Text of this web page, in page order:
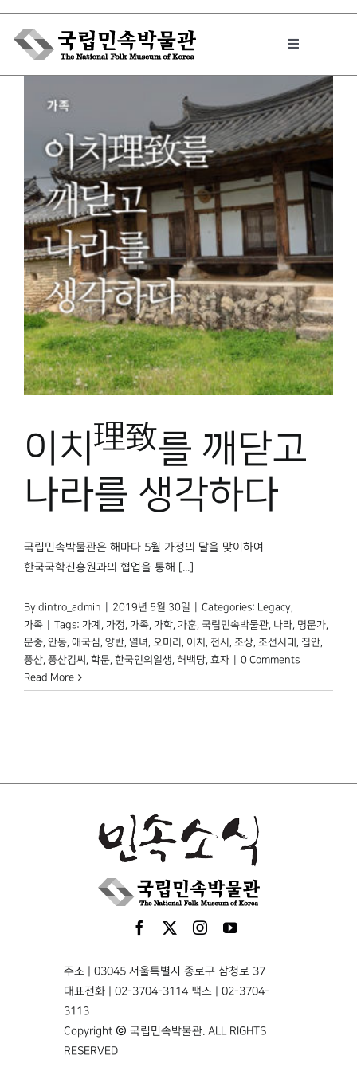
Skip
content
Toggle
박물관에서는
민속이야기
민속 인사이드
원문보기 PDF
박물관 홈페이지
이치 理致를 깨닫고
나라를 생각하다
국립민속박물관은 해마다 5월 가정의 달을 맞이하여
한국국학진흥원과의 협업을 통해 [...]
By dintro_admin 2019년 5월 30일 Categories: Legacy,
가족
Tags: 가계 , 가정, 가족, 가학, 가훈, 국립민속박물관, 나라, 명문가,
문중, 안동, 애국심, 양반, 열녀 , 오미리 , 이치 , 전시 , 조상, 조선시대 , 집안,
풍산, 풍산김씨 , 학문, 한국인의일생, 허백당, 효자
0 Comments
Read More
주소 | 03045 서울특별시 종로구 삼청로 37
대표전화 | 02-3704-3114 팩스 | 02-3704-
3113
Copyright © 국립민속박물관. ALL RIGHTS
RESERVED